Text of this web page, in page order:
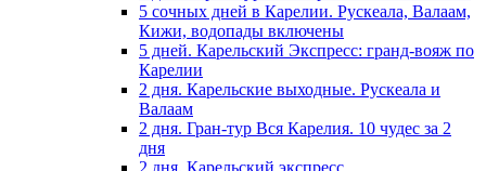
5 сочных дней в Карелии. Рускеала, Валаам,
Кижи, водопады включены
5 дней. Карельский Экспресс: гранд-вояж по
Карелии
2 дня. Карельские выходные. Рускеала и
Валаам
2 дня. Гран-тур Вся Карелия. 10 чудес за 2
дня
2 дня. Карельский экспресс